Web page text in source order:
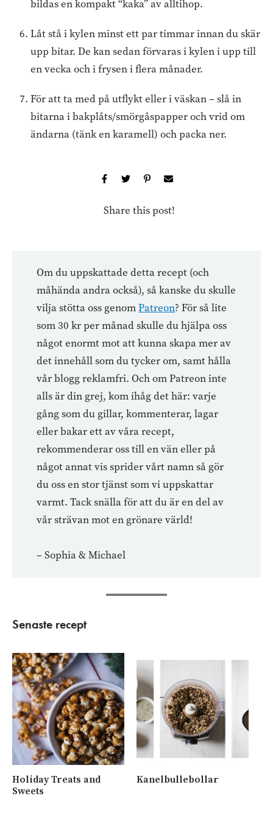
bildas en kompakt “kaka” av alltihop.
Låt stå i kylen minst ett par timmar innan du skär
upp bitar. De kan sedan förvaras i kylen i upp till
en vecka och i frysen i flera månader.
För att ta med på utflykt eller i väskan – slå in
bitarna i bakplåts/smörgåspapper och vrid om
ändarna (tänk en karamell) och packa ner.
Share this post!
Om du uppskattade detta recept (och
måhända andra också), så kanske du skulle
vilja stötta oss genomPatreon? För så lite
som 30 kr per månad skulle du hjälpa oss
något enormt mot att kunna skapa mer av
det innehåll som du tycker om, samt hålla
vår blogg reklamfri. Och om Patreon inte
alls är din grej, kom ihåg det här: varje
gång som du gillar, kommenterar, lagar
eller bakar ett av våra recept,
rekommenderar oss till en vän eller på
något annat vis sprider vårt namn så gör
du oss en stor tjänst som vi uppskattar
varmt. Tack snälla för att du är en del av
vår strävan mot en grönare värld!
– Sophia & Michael
Senaste recept
Holiday Treats and
Sweets
Kanelbullebollar